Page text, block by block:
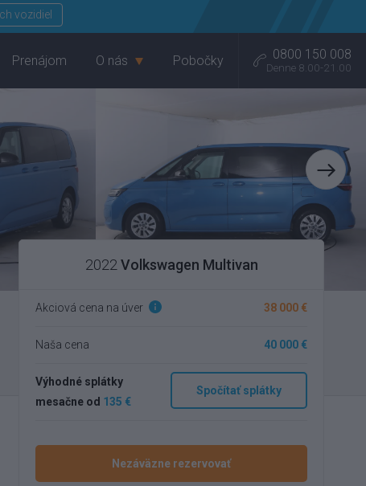
vozidiel
Prenájom O nás Pobočky 0800 150 008
Denne 8.00-21.00
2022 Volkswagen Multivan
Akciová cena na úver 38 000 €
Naša cena 40 000 €
Výhodné splátky
mesačne od 135 €
Spočítať splátky
Nezáväzne rezervovať